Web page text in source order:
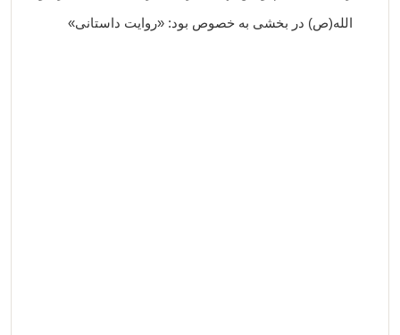
الله(ص) در بخشی به خصوص بود: «روایت داستانی»